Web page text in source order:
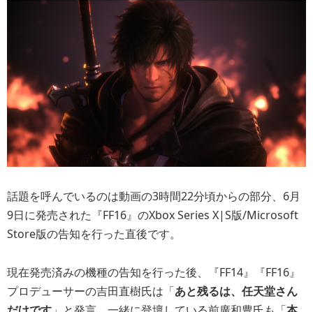
話題を呼んでいるのは動画の3時間22分頃からの部分、6月
9日に発売された『FF16』のXbox Series X|S版/Microsoft
Store版の告知を行った直後です。
現在発売済みの機種の告知を行った後、『FF14』『FF16』
プロデューサーの吉田直樹氏は「あと残るは、任天堂さん